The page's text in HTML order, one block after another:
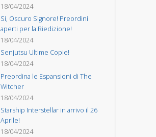
18/04/2024
Si, Oscuro Signore! Preordini
aperti per la Riedizione!
18/04/2024
Senjutsu Ultime Copie!
18/04/2024
Preordina le Espansioni di The
Witcher
18/04/2024
Starship Interstellar in arrivo il 26
Aprile!
18/04/2024